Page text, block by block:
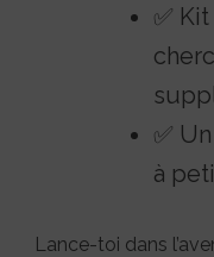
✅
✅
à
Lance-toi dans